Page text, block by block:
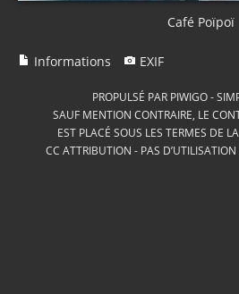
Café Poïpoï
Informations EXIF
PROPULSÉ PAR PIWIGO-
SAUF MENTION CONTRAIRE, LE
EST PLACÉ SOUS LES TERMES DE
CC ATTRIBUTION - PAS